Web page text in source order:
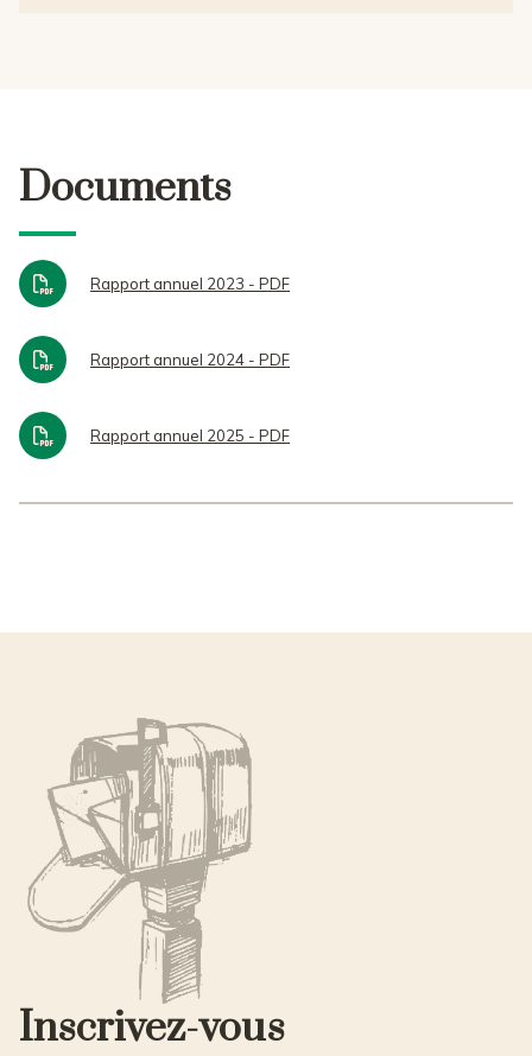
Documents
Rapport annuel 2023 - PDF
Rapport annuel 2024 - PDF
Rapport annuel 2025 - PDF
Inscrivez-vous